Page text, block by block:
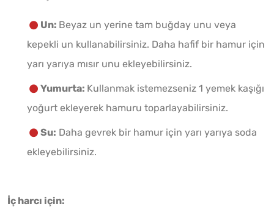
Un: Beyaz un yerine tam buğday unu veya
kepekli un kullanabilirsiniz. Daha hafif bir hamur için
yarı yarıya mısır unu ekleyebilirsiniz.
Yumurta: Kullanmak istemezseniz 1 yemek kaşığı
yoğurt ekleyerek hamuru toparlayabilirsiniz.
Su: Daha gevrek bir hamur için yarı yarıya soda
ekleyebilirsiniz.
İç harcı için: